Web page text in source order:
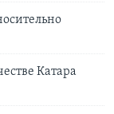
Катара